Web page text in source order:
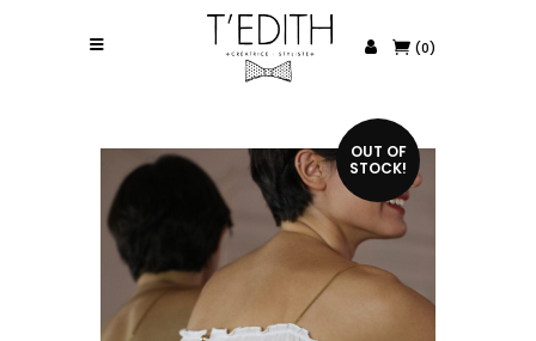
(0)
OUT OF
STOCK!